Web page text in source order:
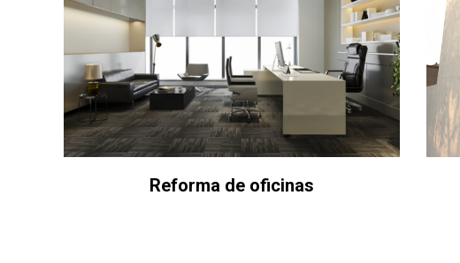
Reforma de oficinas